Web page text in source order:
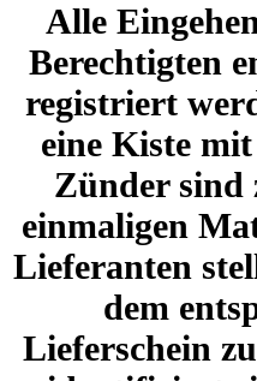
Alle
Berechtigten
registriert
eine Kiste
Zünder sind
einmaligen
Lieferanten
dem
Lieferschein